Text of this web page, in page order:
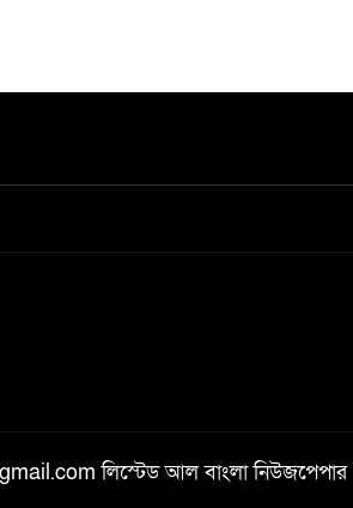
লিস্টেড আল বাংলা নিউজপেপার